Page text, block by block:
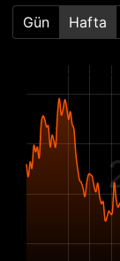
Gün Hafta